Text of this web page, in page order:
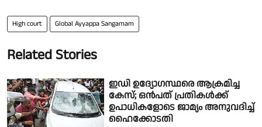
High court Global Ayyappa Sangamam
Related Stories
ഇഡി ഉദ്യോഗസ്ഥരെ ആക്രമിച്ച
കേസ്; ഒൻപത് പ്രതികൾക്ക്
ഉപാധികളോടെ ജാമ്യം അനുവദിച്ച്
ഹൈക്കോടതി